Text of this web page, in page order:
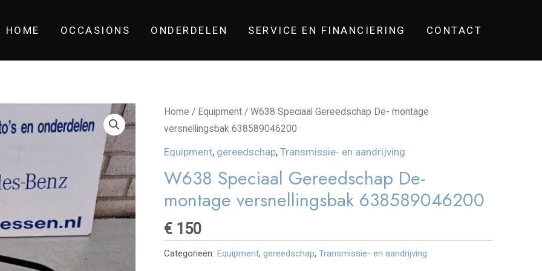
HOME OCCASIONS ONDERDELEN SERVICE EN FINANCIERING CONTACT
Home / Equipment / W638 Speciaal Gereedschap De- montage
versnellingsbak 638589046200
Equipment, gereedschap,Transmissie- en aandrijving
W638 Speciaal Gereedschap De-
montage versnellingsbak 638589046200
€ 150
Categorieën: Equipment,gereedschap,Transmissie- en aandrijving